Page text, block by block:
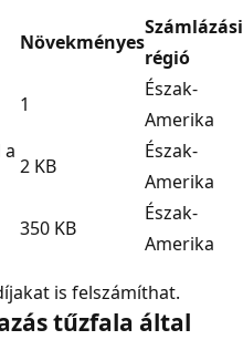
Növekményes
Számlázási
régió
1
Észak-
Amerika
2 KB
Észak-
Amerika
350 KB
Észak-
Amerika
is felszámíthat.
tűzfala által